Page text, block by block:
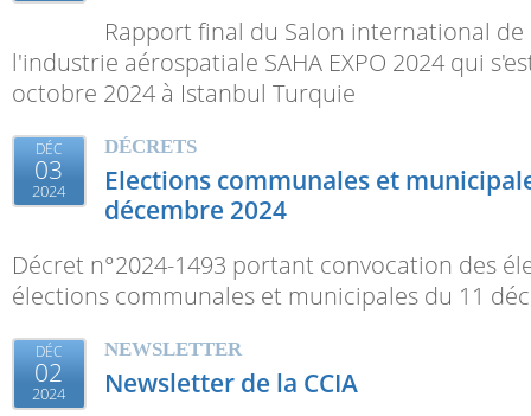
Rapport final du Salon international de
l'industrie aérospatiale SAHA EXPO 2024 qui
octobre 2024 à Istanbul Turquie
DÉC
03
2024
DÉCRETS
Elections communales et
décembre 2024
Décret n°2024-1493 portant convocation des
élections communales et municipales du 11
DÉC
02
2024
NEWSLETTER
Newsletter de la CCIA